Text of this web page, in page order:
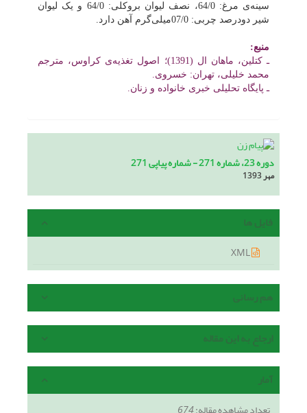
سینه‌ی مرغ: 64/0، نصف لیوان بروکلی: 64/0 و یک لیوان
شیر دودرصد چربی: 07/0میلی‌گرم آهن دارد.
منبع:
ـ کتلین، ماهان ال (1391)؛ اصول تغذیه‌ی کراوس، مترجم
محمد خلیلی، تهران: خسروی.
ـ پایگاه تحلیلی خبری خانواده و زنان.
دوره 23، شماره 271 - شماره پیاپی 271
مهر 1393
فایل ها
هم رسانی
ارجاع به این مقاله
آمار